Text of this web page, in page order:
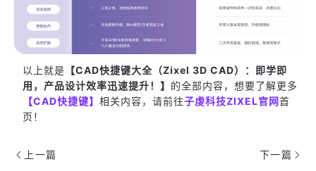
以上就是 【CAD快捷键大全（Zixel 3D CAD）：即学即
用，产品设计效率迅速提升！】 的全部内容，想要了解更多
【CAD快捷键】 相关内容，请前往子虔科技ZIXEL官网首
页！
上一篇 下一篇